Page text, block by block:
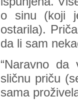
o sinu (koji
ostarila).
da li sam
“Naravno
sličnu priču
sama